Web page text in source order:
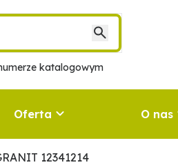
katalogowym
Oferta O nas
12341214